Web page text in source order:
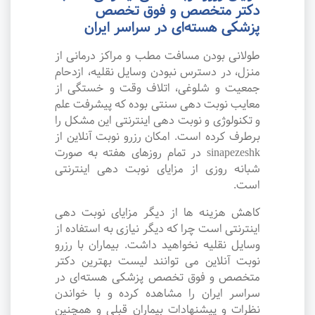
دکتر متخصص و فوق تخصص
پزشکی هسته‌ای در سراسر ایران
طولانی بودن مسافت مطب و مراکز درمانی از
منزل، در دسترس نبودن وسایل نقلیه، ازدحام
جمعیت و شلوغی، اتلاف وقت و خستگی از
معایب نوبت دهی سنتی بوده که پیشرفت علم
و تکنولوژی و نوبت دهی اینترنتی این مشکل را
برطرف کرده است. امکان رزرو نوبت آنلاین از
sinapezeshk در تمام روزهای هفته به صورت
شبانه روزی از مزایای نوبت دهی اینترنتی
است.
کاهش هزینه ها از دیگر مزایای نوبت دهی
اینترنتی است چرا که دیگر نیازی به استفاده از
وسایل نقلیه نخواهید داشت. بیماران با رزرو
نوبت آنلاین می توانند لیست بهترین دکتر
متخصص و فوق تخصص پزشکی هسته‌ای در
سراسر ایران را مشاهده کرده و با خواندن
نظرات و پیشنهادات بیماران قبلی و همچنین